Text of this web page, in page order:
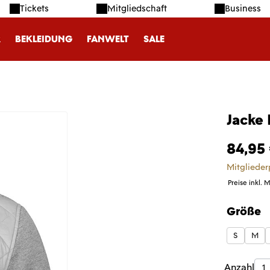
Tickets Mitgliedschaft Business
BEKLEIDUNG FANWELT SALE
Jacke
84,95
Preise inkl.
Größe
S M
Anzahl